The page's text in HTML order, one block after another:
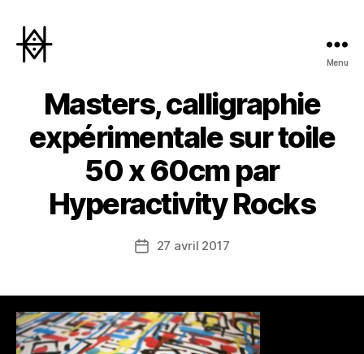
Menu
Masters, calligraphie
expérimentale sur toile
50 x 60cm par
Hyperactivity Rocks
Date27 avril 2017